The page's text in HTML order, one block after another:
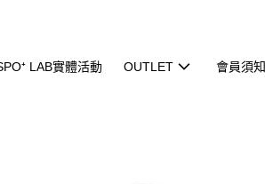
LAB實體活動 OUTLET 會員須知